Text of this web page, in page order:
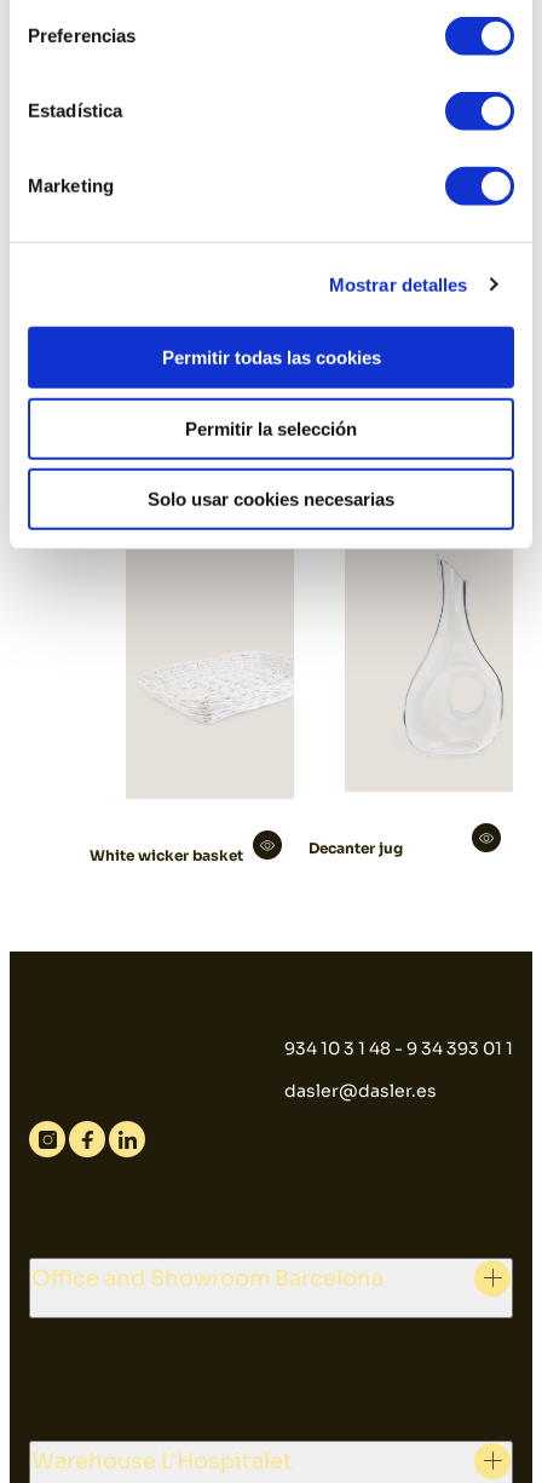
Preferencias
Estadística
Marketing
Mostrar detalles
Permitir todas las cookies
Permitir la selección
Solo usar cookies necesarias
Cold oval bucket
White wicker basket Decanter jug
934 10 3 1 48 - 9 34 393 01 1
dasler@dasler.es
Instagram
FacebookLinkedin
Office and Showroom Barcelona
Warehouse L'Hospitalet